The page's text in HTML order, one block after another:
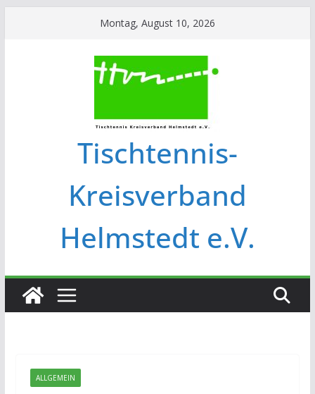
Montag, August 10, 2026
Tischtennis-
Kreisverband
Helmstedt e.V.
ALLGEMEIN